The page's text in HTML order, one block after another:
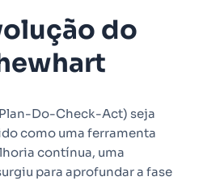
do
Do-Check-Act) seja
como uma ferramenta
contínua, uma
para aprofundar a fase